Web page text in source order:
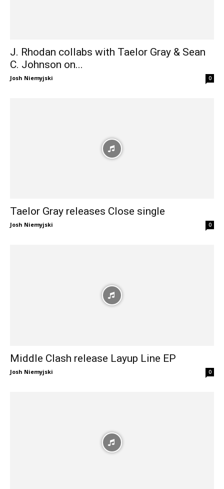
J. Rhodan collabs with Taelor Gray & Sean
C. Johnson on...
Josh Niemyjski 0
Taelor Gray releases Close single
Josh Niemyjski 0
Middle Clash release Layup Line EP
Josh Niemyjski 0